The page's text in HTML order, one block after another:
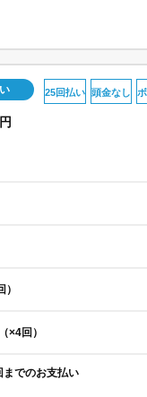
円
25回払い 頭金なし
×4回）
でのお支払い